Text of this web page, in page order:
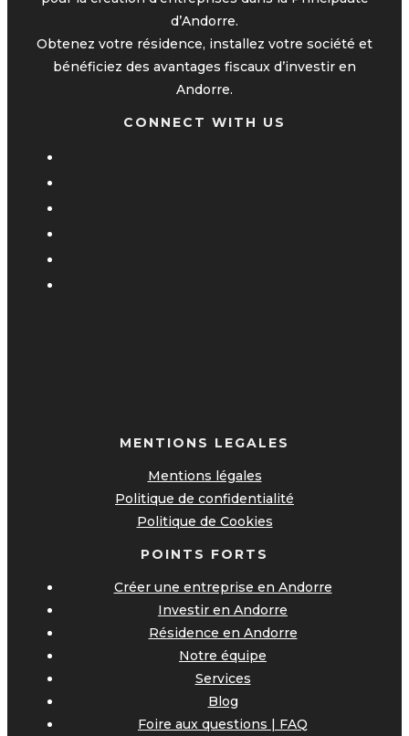
d’Andorre.
Obtenez votre résidence, installez votre société et
bénéficiez des avantages fiscaux d’investir en
Andorre.
CONNECT WITH US
MENTIONS LEGALES
Mentions légales
Politique de confidentialité
Politique de Cookies
POINTS FORTS
Créer une entreprise en Andorre
Investir en Andorre
Résidence en Andorre
Notre équipe
Services
Blog
Foire aux questions | FAQ